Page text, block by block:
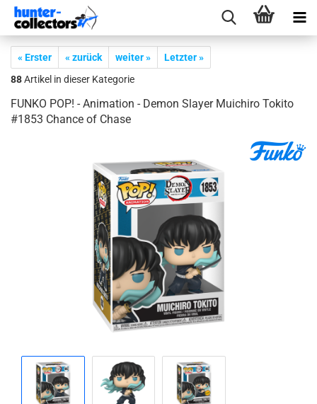
« Erster « zurück weiter »
Letzter »
88Artikel in dieser Kategorie
FUNKO POP! - Ani­ma­ti­on - Demon Slay­er Mui­chi­ro To­ki­to
#1853 Chan­ce of Chase